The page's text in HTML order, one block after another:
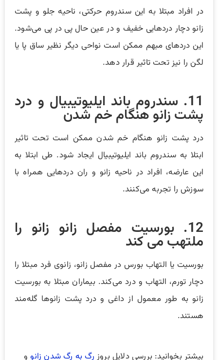
در افراد مبتلا به این سندروم حرکتی، ناحیه جلو و پشت
زانو دچار دردهایی خفیف و در عین حال پی در پی می‌شود.
این دردهای مبهم ممکن است نواحی دیگر نظیر ساق پا یا
لگن را نیز تحت تاثیر قرار دهد.
11. سندروم باند ایلیوتیبیال و درد
پشت زانو هنگام خم شدن
درد پشت زانو هنگام خم شدن ممکن است تحت تاثیر
ابتلا به سندروم باند ایلیوتیبیال ایجاد شود. طی ابتلا به
این عارضه، افراد در ناحیه زانو و ران دردهایی همراه با
سوزش را تجربه می‌کنند.
12. بورسیت مفصل زانو زانو را
ملتهب می کند
بورسیت یا التهاب بورس در مفصل زانو، زانوی فرد مبتلا را
دچار تورم، التهاب و درد می‌کند. بیماران مبتلا به بورسیت
زانو به طور معمول از داغی و درد پشت زانوها گله‌مند
هستند.
بیشتر بخوانید: بررسی دلایل بروز رگ به رگ شدن زانوو